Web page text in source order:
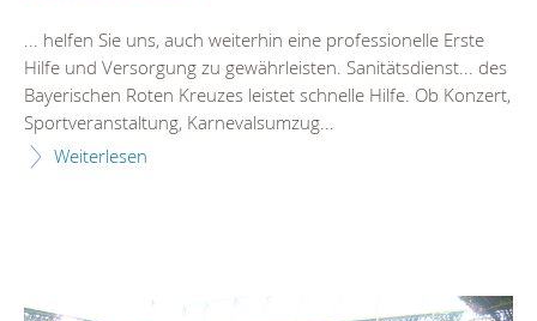
... helfen Sie uns, auch weiterhin eine professionelle Erste
Hilfe und Versorgung zu gewährleisten. Sanitätsdienst... des
Bayerischen Roten Kreuzes leistet schnelle Hilfe . Ob Konzert,
Sportveranstaltung, Karnevalsumzug...
Weiterlesen